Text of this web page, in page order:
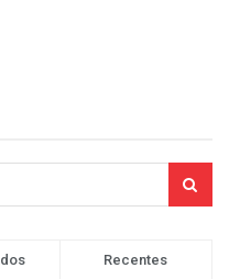
Recentes